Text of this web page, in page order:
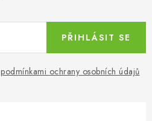
podmínkami ochrany osobních údajů
PŘIHLÁSIT SE